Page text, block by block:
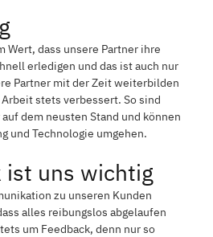
Wert, dass unsere Partner ihre
erledigen und das ist auch nur
Partner mit der Zeit weiterbilden
stets verbessert. So sind
dem neusten Stand und können
und Technologie umgehen.
ist uns wichtig
zu unseren Kunden
alles reibungslos abgelaufen
um Feedback, denn nur so